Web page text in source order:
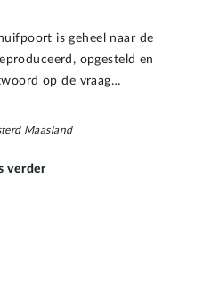
is geheel naar de
opgesteld en
op de vraag…
Maasland
verder